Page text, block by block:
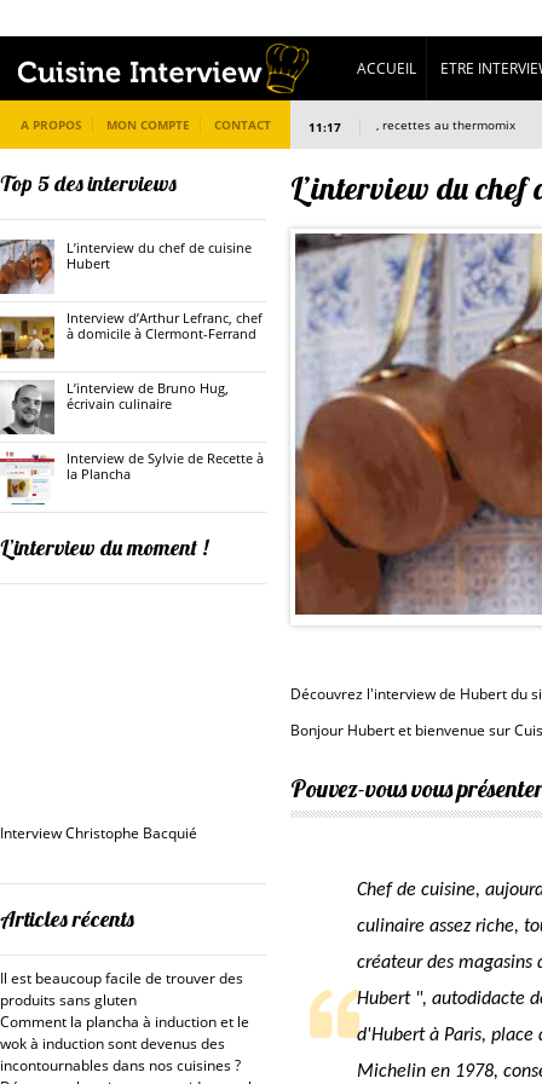
ACCUEIL ETRE
A PROPOS MON COMPTE CONTACT 11:17
L’interview de omothermix, recettes au thermomix
Top 5 des interviews
L’interview du chef de cuisine
Hubert
Interview d’Arthur Lefranc, chef
à domicile à Clermont-Ferrand
L’interview de Bruno Hug,
écrivain culinaire
Interview de Sylvie de Recette à
la Plancha
L’interview du moment !
Interview Christophe Bacquié
Articles récents
Il est beaucoup facile de trouver des
produits sans gluten
Comment la plancha à induction et le
wok à induction sont devenus des
incontournables dans nos cuisines ?
L’interview du
Découvrez l'interview de Hubert du
Bonjour Hubert et bienvenue sur
Pouvez-vous vous
Chef de cuisine,
culinaire assez riche,
créateur des magasins
Hubert ", autodidacte
d'Hubert à Paris, place
Michelin en 1978,